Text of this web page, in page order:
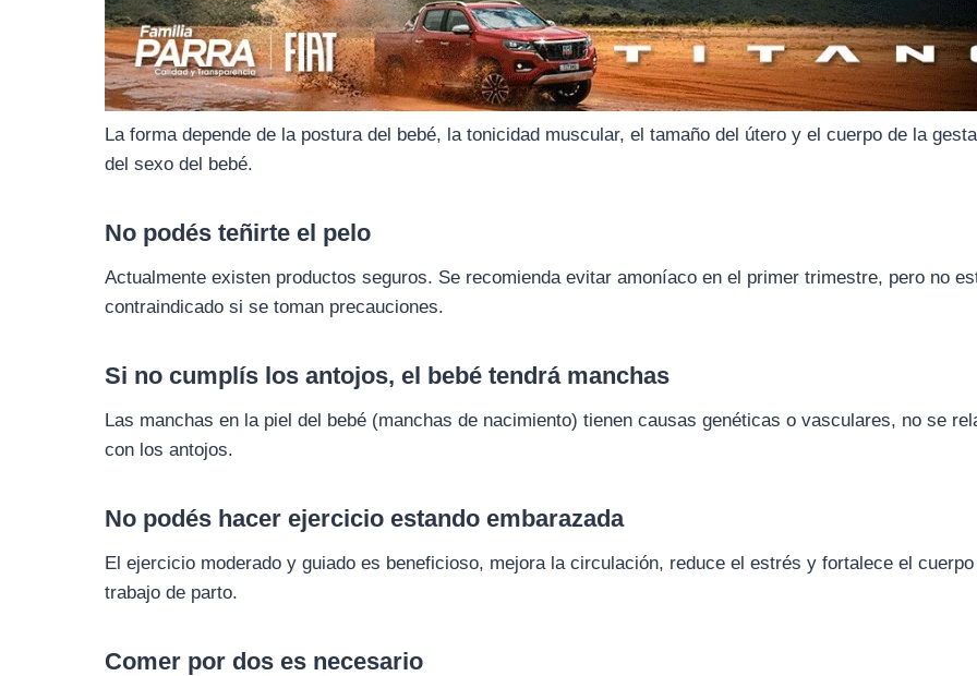
La forma depende de la postura del bebé, la tonicidad muscular, el tamaño del útero y el cuerpo de la
del sexo del bebé.
No podés teñirte el pelo
Actualmente existen productos seguros. Se recomienda evitar amoníaco en el primer trimestre, pero no
contraindicado si se toman precauciones.
Si no cumplís los antojos, el bebé tendrá manchas
Las manchas en la piel del bebé (manchas de nacimiento) tienen causas genéticas o vasculares, no se
con los antojos.
No podés hacer ejercicio estando embarazada
El ejercicio moderado y guiado es beneficioso, mejora la circulación, reduce el estrés y fortalece el cuerpo
trabajo de parto.
Comer por dos es necesario